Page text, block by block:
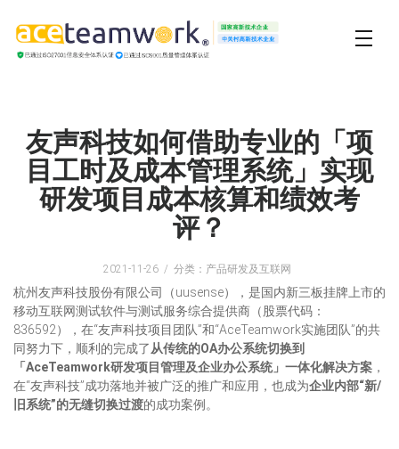
友声科技如何借助专业的「项
目工时及成本管理系统」实现
研发项目成本核算和绩效考
评？
2021-11-26 分类：产品研发及互联网
杭州友声科技股份有限公司（uusense），是国内新三板挂牌上市的
移动互联网测试软件与测试服务综合提供商（股票代码：
836592），在“友声科技项目团队”和“AceTeamwork实施团队”的共
同努力下，顺利的完成了 从传统的OA办公系统切换到
「 AceTeamwork研发项目管理及企业办公系统」 一体化解决方案 ，
在“友声科技”成功落地并被广泛的推广和应用，也成为企业内部“新/
旧系统”的无缝切换过渡的成功案例。